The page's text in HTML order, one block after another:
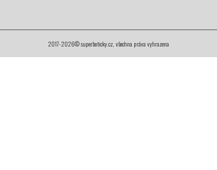
2017-2026© superboticky.cz, všechna práva vyhrazena